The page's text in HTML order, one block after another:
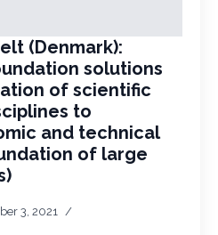
(Denmark):
solutions
of scientific
to
and technical
of large
3, 2021